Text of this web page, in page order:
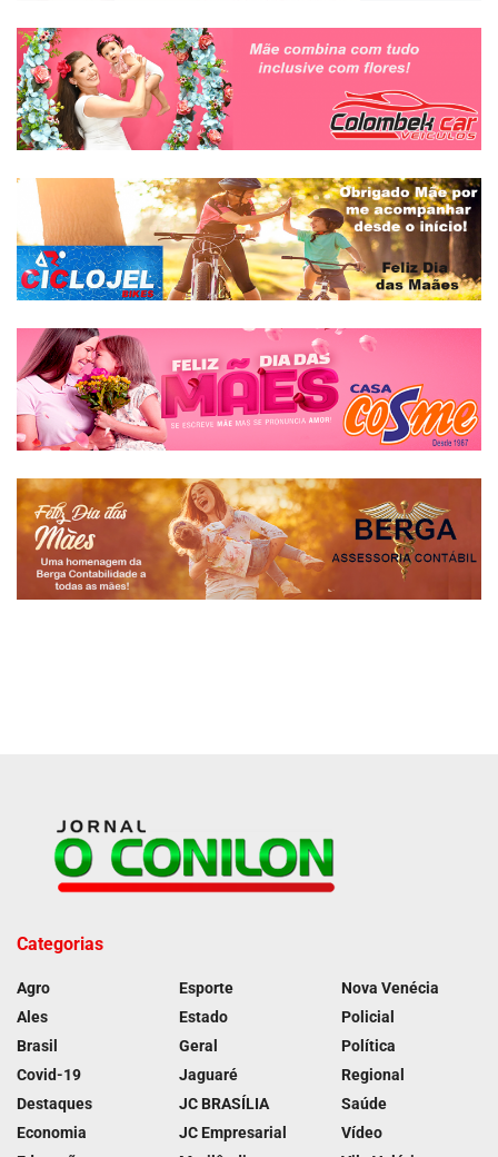
Categorias
Agro
Ales
Brasil
Covid-19
Destaques
Economia
Esporte
Estado
Geral
Jaguaré
JC BRASÍLIA
JC Empresarial
Nova Venécia
Policial
Política
Regional
Saúde
Vídeo